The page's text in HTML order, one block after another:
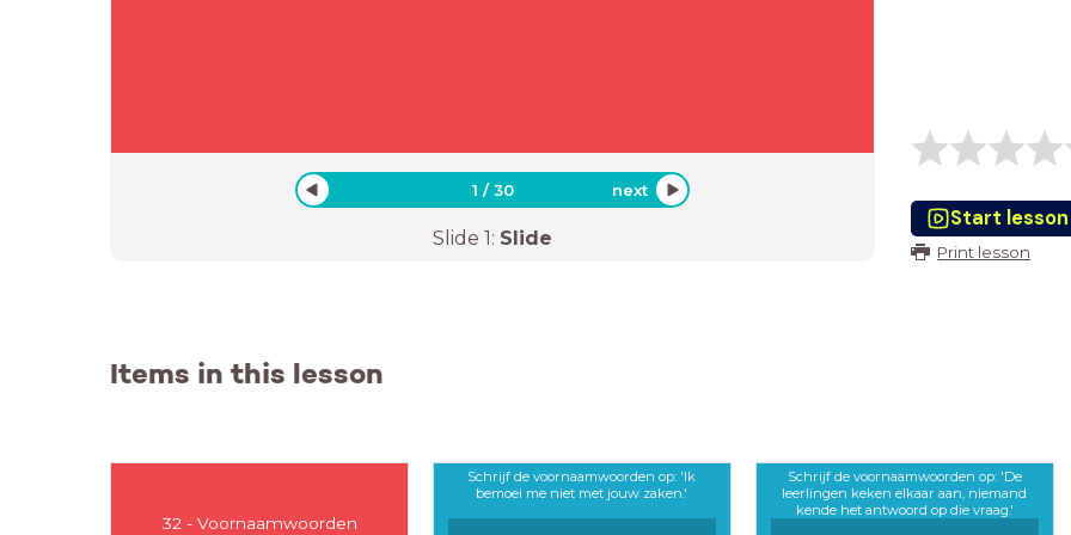
1 /30 next
Slide 1: Slide
Start lesson
Print lesson
Items in this lesson
32 - Voornaamwoorden
Schrijf de voornaamwoorden op: 'Ik
bemoei me niet met jouw zaken.'
Schrijf de voornaamwoorden op: 'De
leerlingen keken elkaar aan, niemand
kende het antwoord op die vraag.'